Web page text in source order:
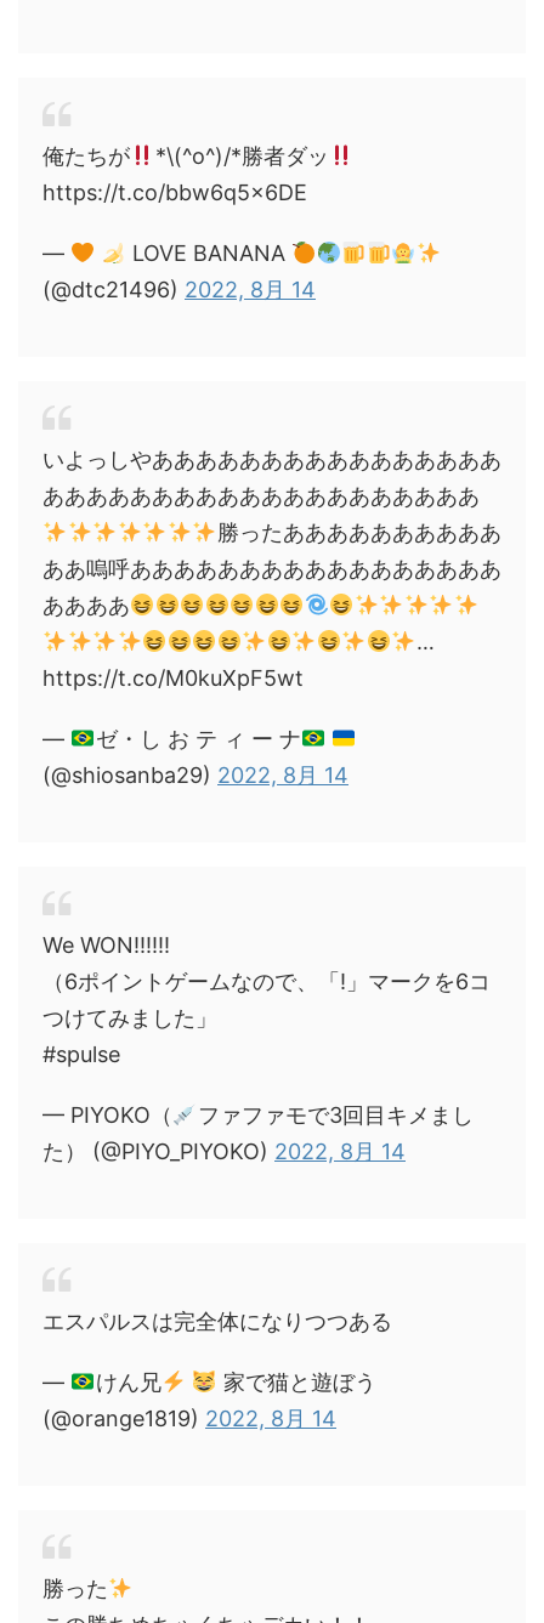
俺たちが
*\(^o^)/*勝者ダッ
https://t.co/bbw6q5x6DE
—
LOVE BANANA
(@dtc21496) 2022, 8月 14
いよっしやああああああああああああああああ
ああああああああああああああああああああ
勝ったああああああああああ
ああ嗚呼あああああああああああああああああ
ああああ
…
https://t.co/M0kuXpF5wt
—
ゼ・し お テ ィ ー ナ
(@shiosanba29) 2022, 8月 14
We WON!!!!!!
（6ポイントゲームなので、「!」マークを6コ
つけてみました」
#spulse
— PIYOKO（
ファファモで3回目キメまし
た） (@PIYO_PIYOKO) 2022, 8月 14
エスパルスは完全体になりつつある
— けん兄
家で猫と遊ぼう
(@orange1819) 2022, 8月 14
勝った